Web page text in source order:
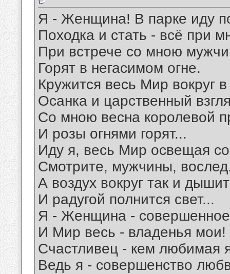
Я - Женщина! В парке иду
Походка и стать - всё при
При встрече со мною
Горят в негасимом огне.
Кружится весь Мир вокруг
Осанка и царственный
Со мною весна королевой
И розы огнями горят...
Иду я, весь Мир освещая
Смотрите, мужчины,
А воздух вокруг так и
И радугой полнится свет...
Я - Женщина -
И Мир весь - владенья мои!
Счастливец - кем любимая
Ведь я - совершенство